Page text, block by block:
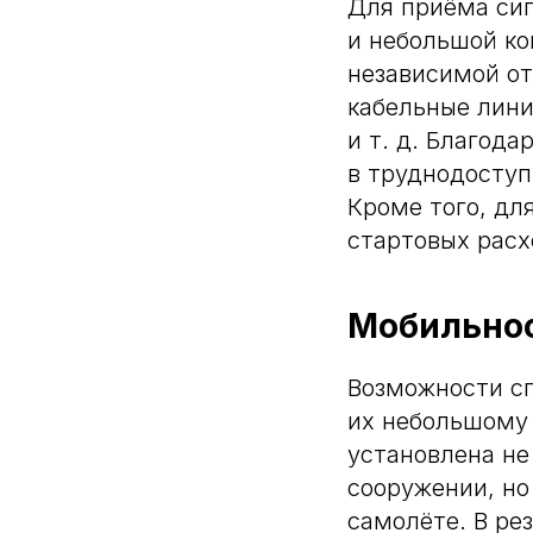
Для приёма
и небольшой
независимой
кабельные
и т. д.
в
Кроме того,
стартовых
Возможности
их
установлена
сооружении,
самолёте. В